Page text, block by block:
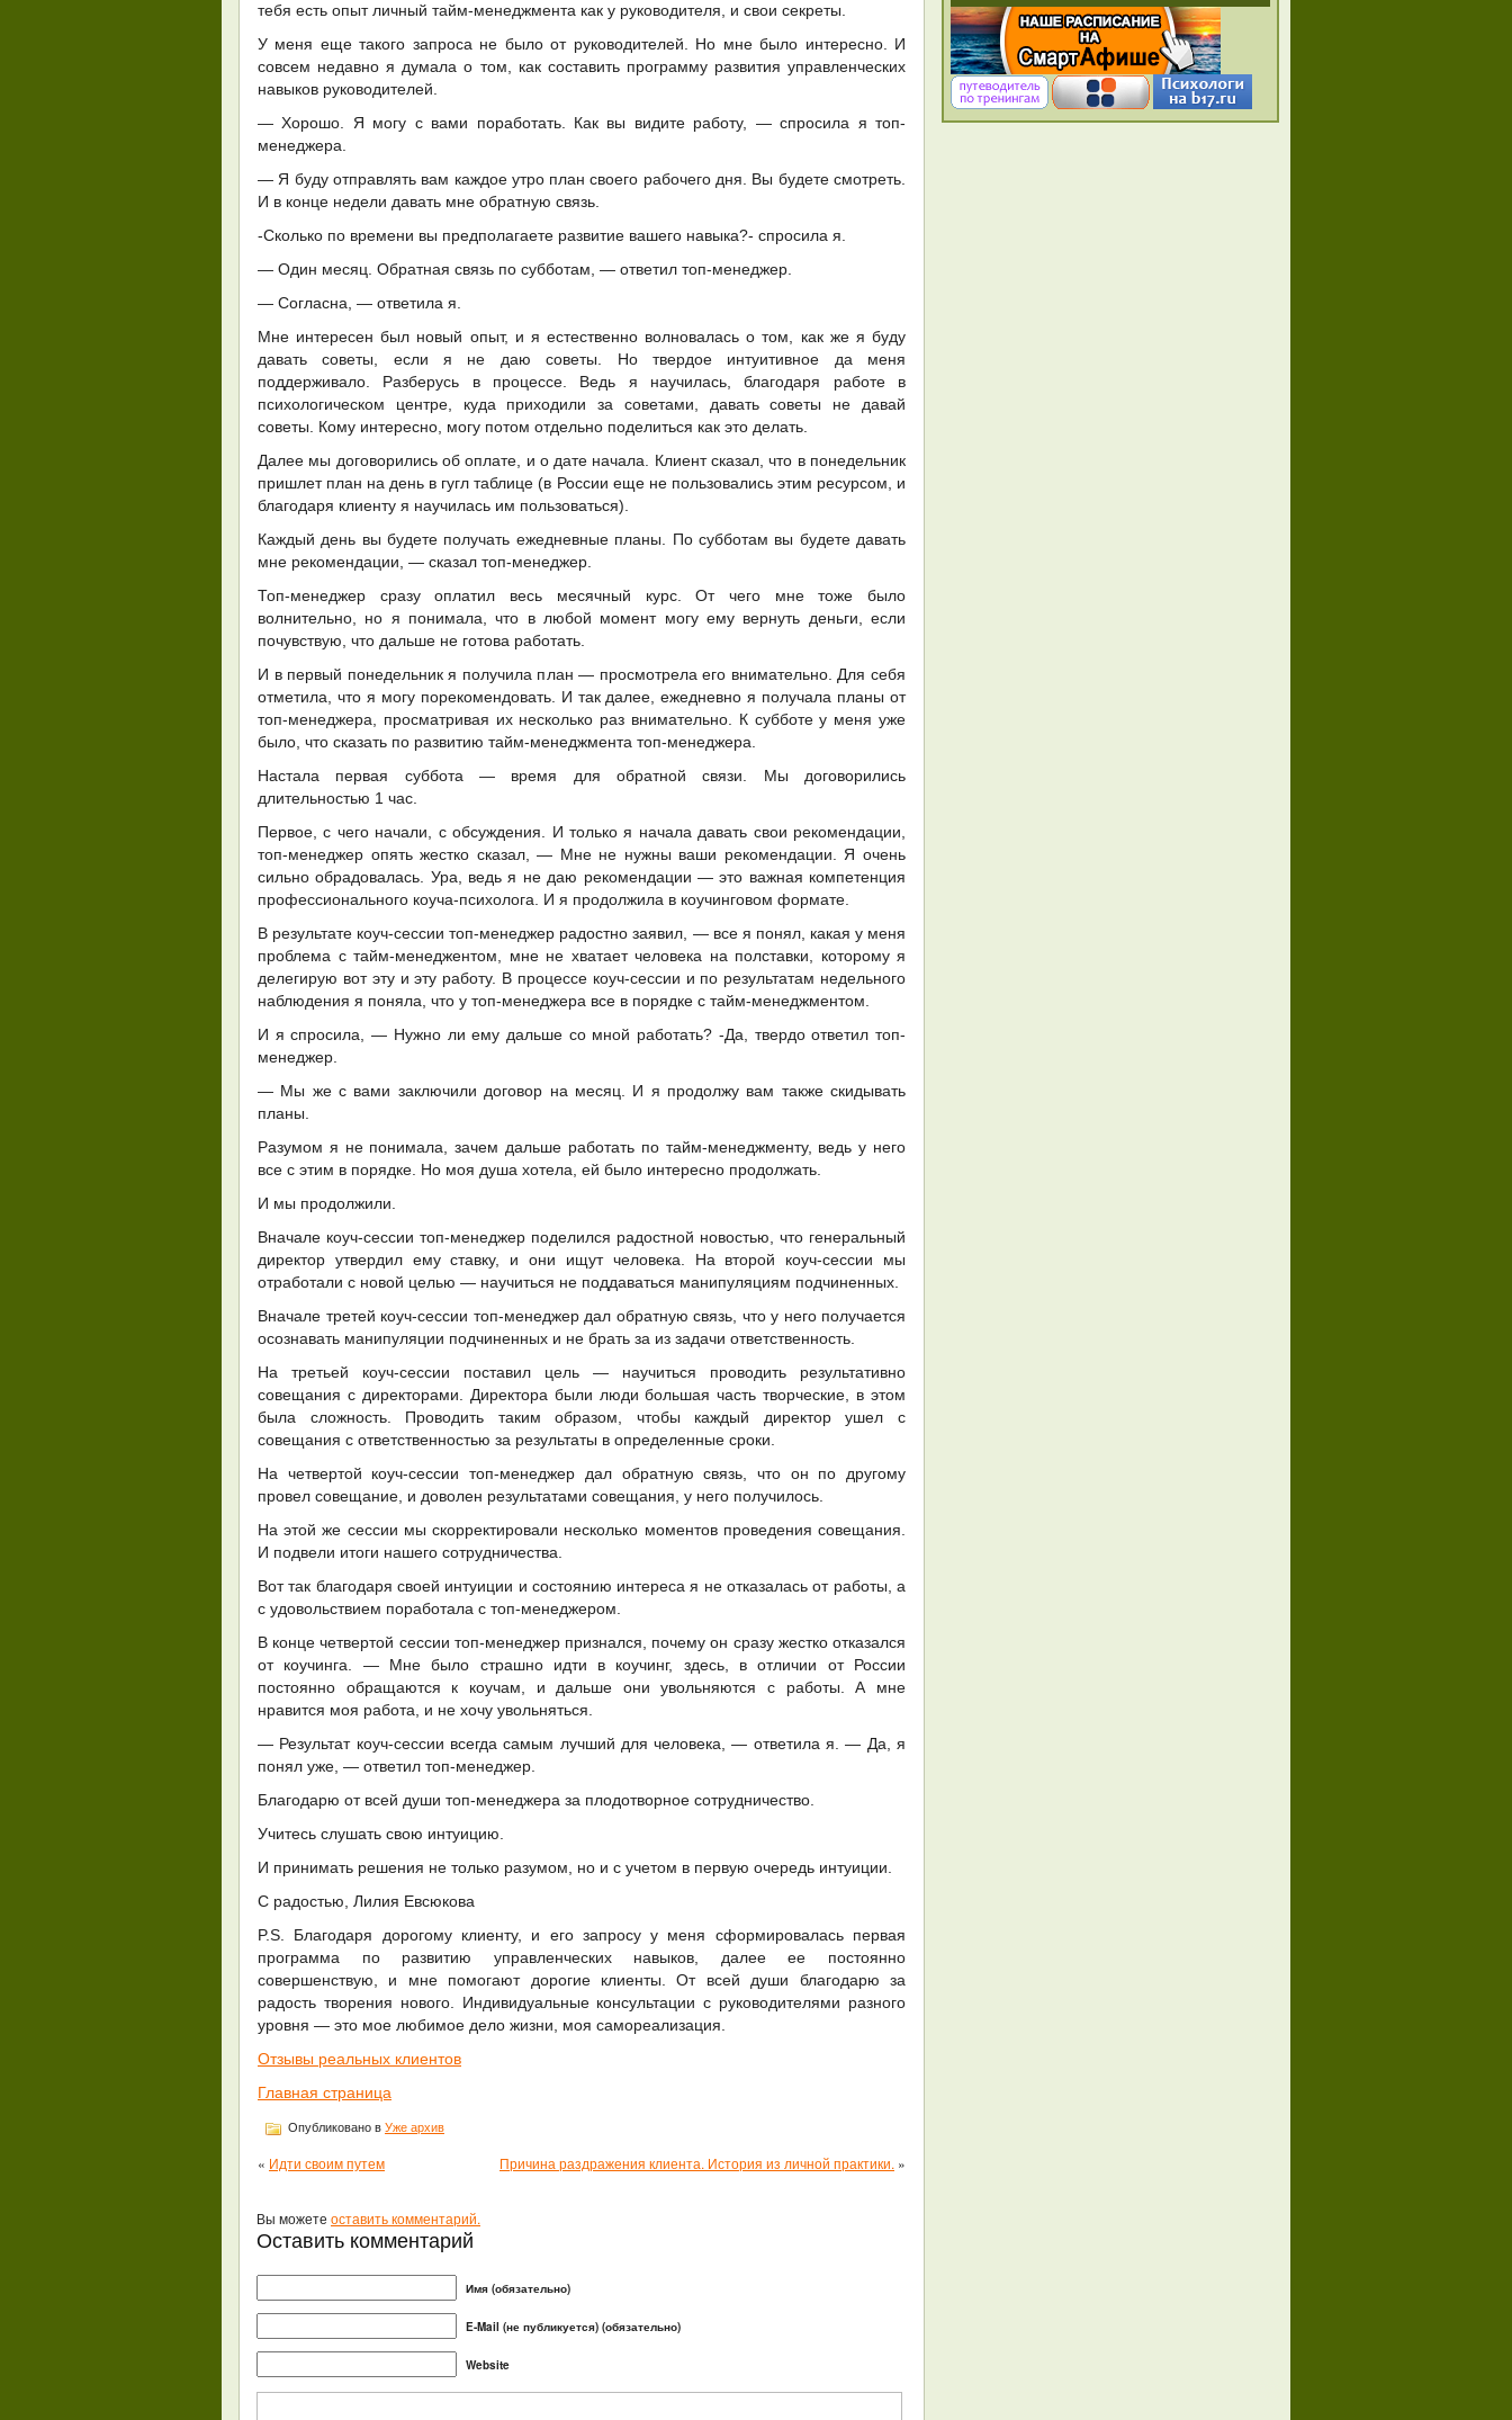
тебя есть опыт личный тайм-менеджмента как у руководителя, и свои секреты.
У меня еще такого запроса не было от руководителей. Но мне было интересно. И
совсем недавно я думала о том, как составить программу развития управленческих
навыков руководителей.
— Хорошо. Я могу с вами поработать. Как вы видите работу, — спросила я топ-
менеджера.
— Я буду отправлять вам каждое утро план своего рабочего дня. Вы будете смотреть.
И в конце недели давать мне обратную связь.
-Сколько по времени вы предполагаете развитие вашего навыка?- спросила я.
— Один месяц. Обратная связь по субботам, — ответил топ-менеджер.
— Согласна, — ответила я.
Мне интересен был новый опыт, и я естественно волновалась о том, как же я буду
давать советы, если я не даю советы. Но твердое интуитивное да меня
поддерживало. Разберусь в процессе. Ведь я научилась, благодаря работе в
психологическом центре, куда приходили за советами, давать советы не давай
советы. Кому интересно, могу потом отдельно поделиться как это делать.
Далее мы договорились об оплате, и о дате начала. Клиент сказал, что в понедельник
пришлет план на день в гугл таблице (в России еще не пользовались этим ресурсом, и
благодаря клиенту я научилась им пользоваться).
Каждый день вы будете получать ежедневные планы. По субботам вы будете давать
мне рекомендации, — сказал топ-менеджер.
Топ-менеджер сразу оплатил весь месячный курс. От чего мне тоже было
волнительно, но я понимала, что в любой момент могу ему вернуть деньги, если
почувствую, что дальше не готова работать.
И в первый понедельник я получила план — просмотрела его внимательно. Для себя
отметила, что я могу порекомендовать. И так далее, ежедневно я получала планы от
топ-менеджера, просматривая их несколько раз внимательно. К субботе у меня уже
было, что сказать по развитию тайм-менеджмента топ-менеджера.
Настала первая суббота — время для обратной связи. Мы договорились
длительностью 1 час.
Первое, с чего начали, с обсуждения. И только я начала давать свои рекомендации,
топ-менеджер опять жестко сказал, — Мне не нужны ваши рекомендации. Я очень
сильно обрадовалась. Ура, ведь я не даю рекомендации — это важная компетенция
профессионального коуча-психолога. И я продолжила в коучинговом формате.
В результате коуч-сессии топ-менеджер радостно заявил, — все я понял, какая у меня
проблема с тайм-менеджентом, мне не хватает человека на полставки, которому я
делегирую вот эту и эту работу. В процессе коуч-сессии и по результатам недельного
наблюдения я поняла, что у топ-менеджера все в порядке с тайм-менеджментом.
И я спросила, — Нужно ли ему дальше со мной работать? -Да, твердо ответил топ-
менеджер.
— Мы же с вами заключили договор на месяц. И я продолжу вам также скидывать
планы.
Разумом я не понимала, зачем дальше работать по тайм-менеджменту, ведь у него
все с этим в порядке. Но моя душа хотела, ей было интересно продолжать.
И мы продолжили.
Вначале коуч-сессии топ-менеджер поделился радостной новостью, что генеральный
директор утвердил ему ставку, и они ищут человека. На второй коуч-сессии мы
отработали с новой целью — научиться не поддаваться манипуляциям подчиненных.
Вначале третей коуч-сессии топ-менеджер дал обратную связь, что у него получается
осознавать манипуляции подчиненных и не брать за из задачи ответственность.
На третьей коуч-сессии поставил цель — научиться проводить результативно
совещания с директорами. Директора были люди большая часть творческие, в этом
была сложность. Проводить таким образом, чтобы каждый директор ушел с
совещания с ответственностью за результаты в определенные сроки.
На четвертой коуч-сессии топ-менеджер дал обратную связь, что он по другому
провел совещание, и доволен результатами совещания, у него получилось.
На этой же сессии мы скорректировали несколько моментов проведения совещания.
И подвели итоги нашего сотрудничества.
Вот так благодаря своей интуиции и состоянию интереса я не отказалась от работы, а
с удовольствием поработала с топ-менеджером.
В конце четвертой сессии топ-менеджер признался, почему он сразу жестко отказался
от коучинга. — Мне было страшно идти в коучинг, здесь, в отличии от России
постоянно обращаются к коучам, и дальше они увольняются с работы. А мне
нравится моя работа, и не хочу увольняться.
— Результат коуч-сессии всегда самым лучший для человека, — ответила я. — Да, я
понял уже, — ответил топ-менеджер.
Благодарю от всей души топ-менеджера за плодотворное сотрудничество.
Учитесь слушать свою интуицию.
И принимать решения не только разумом, но и с учетом в первую очередь интуиции.
С радостью, Лилия Евсюкова
P.S. Благодаря дорогому клиенту, и его запросу у меня сформировалась первая
программа по развитию управленческих навыков, далее ее постоянно
совершенствую, и мне помогают дорогие клиенты. От всей души благодарю за
радость творения нового. Индивидуальные консультации с руководителями разного
уровня — это мое любимое дело жизни, моя самореализация.
Отзывы реальных клиентов
Главная страница
Опубликовано в Уже архив
« Идти своим путем Причина раздражения клиента. История из личной практики. »
Вы можете оставить комментарий.
Оставить комментарий
Имя (обязательно)
E-Mail (не публикуется) (обязательно)
Website